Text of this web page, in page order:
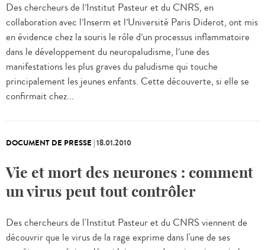
Des chercheurs de l’Institut Pasteur et du CNRS, en
collaboration avec l’Inserm et l’Université Paris Diderot, ont mis
en évidence chez la souris le rôle d’un processus inflammatoire
dans le développement du neuropaludisme, l’une des
manifestations les plus graves du paludisme qui touche
principalement les jeunes enfants. Cette découverte, si elle se
confirmait chez...
DOCUMENT DE PRESSE |18.01.2010
Vie et mort des neurones : comment
un virus peut tout contrôler
Des chercheurs de l'Institut Pasteur et du CNRS viennent de
découvrir que le virus de la rage exprime dans l'une de ses